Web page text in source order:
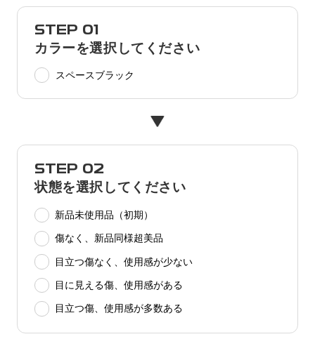
STEP 01
カラーを選択してください
スペースブラック
STEP 02
状態を選択してください
新品未使用品（初期）
傷なく、新品同様超美品
目立つ傷なく、使用感が少ない
目に見える傷、使用感がある
目立つ傷、使用感が多数ある